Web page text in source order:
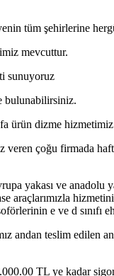
tüm şehirlerine
mevcuttur.
sunuyoruz
bulunabilirsiniz.
ürün dizme hizmetimiz
çoğu firmada
yakası ve
araçlarımızla
e ve d
andan teslim
TL ye kadar